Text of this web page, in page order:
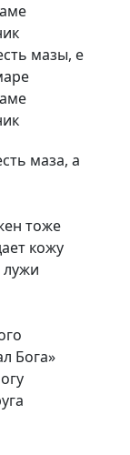
мазы, е
маза, а
тоже
кожу
лужи
Бога»